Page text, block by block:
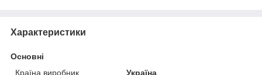
Характеристики
Основні
Країна виробник
Україна